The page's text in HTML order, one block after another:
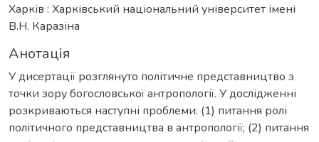
Харків : Харківський національний університет імені
В.Н. Каразіна
Анотація
У дисертації розглянуто політичне представництво з
точки зору богословської антропології. У дослідженні
розкриваються наступні проблеми: (1) питання ролі
політичного представництва в антропології; (2) питання